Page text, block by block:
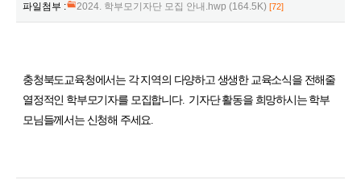
파일첨부 : 2024. 학부모기자단 모집 안내.hwp (164.5K) [72]
충청북도교육청에서는 각 지역의 다양하고 생생한 교육소식을 전해줄
열정적인 학부모기자를 모집합니다. 기자단 활동을 희망하시는 학부
모님들께서는 신청해 주세요.